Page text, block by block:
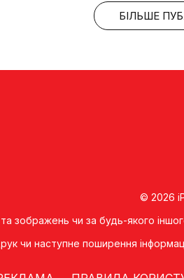
БІЛЬШЕ
© 2026
зображень чи за будь-якого
чи наступне поширення